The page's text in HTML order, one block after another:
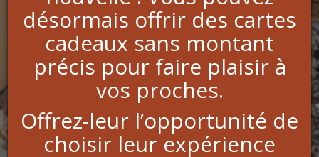
Massage traditionnel
Balinais
Plus qu'un Rituel, un voyage sensoriel !!
Depuis les millénaires, le massage traditionnel balinais
étire le rétablissement de l'équilibre entre le corps et
l'âme.
Le massage balinais combine plusieurs techniques de
désormais offrir des cartes
cadeaux sans montant
précis pour faire plaisir à
vos proches.
Offrez-leur l’opportunité de
choisir leur expérience